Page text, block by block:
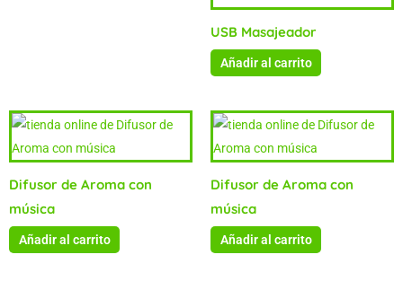
USB Masajeador
Añadir al carrito
Difusor de Aroma con
música
Añadir al carrito
Difusor de Aroma con
música
Añadir al carrito